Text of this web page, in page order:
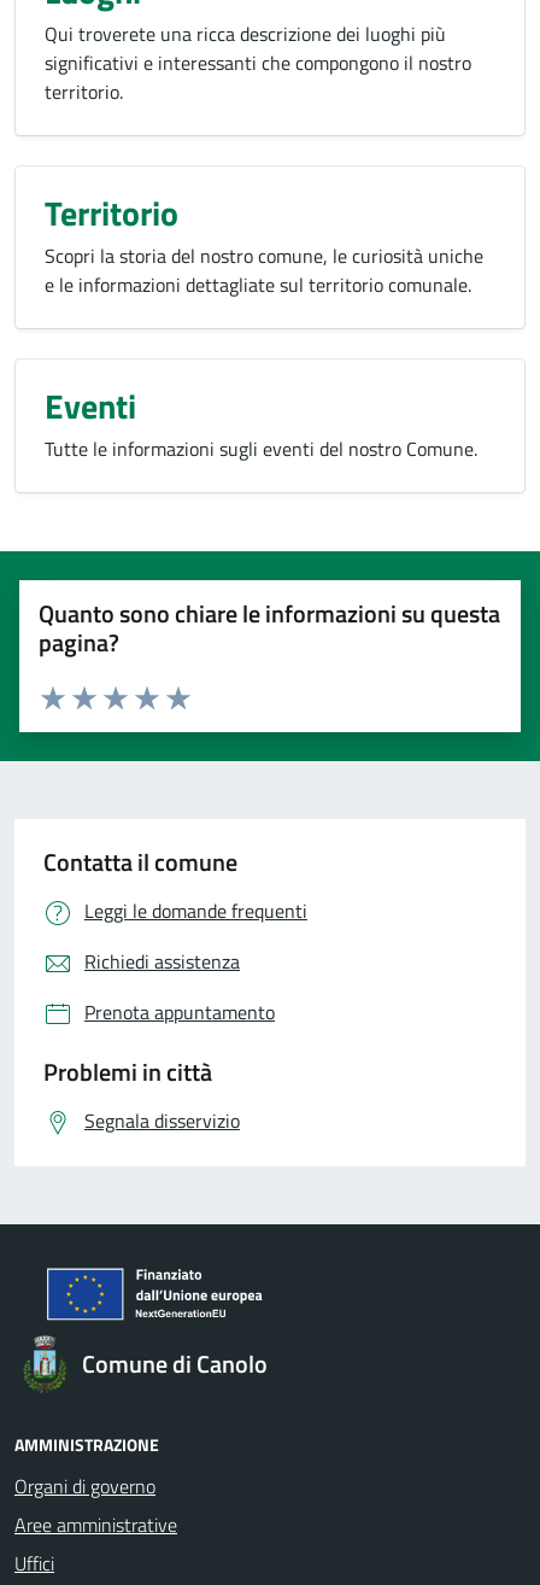
Qui troverete una ricca descrizione dei luoghi più
significativi e interessanti che compongono il nostro
territorio.
Territorio
Scopri la storia del nostro comune, le curiosità uniche
e le informazioni dettagliate sul territorio comunale.
Eventi
Tutte le informazioni sugli eventi del nostro Comune.
Quanto sono chiare le informazioni su questa
pagina?
Valuta 5 stelle su 5
Valuta 4 stelle su 5
Valuta 3 stelle su 5
Valuta 2 stelle su 5
Valuta 1 stelle su 5
Contatta il comune
Leggi le domande frequenti
Richiedi assistenza
Prenota appuntamento
Problemi in città
Segnala disservizio
Comune di Canolo
AMMINISTRAZIONE
Organi di governo
Aree amministrative
Uffici